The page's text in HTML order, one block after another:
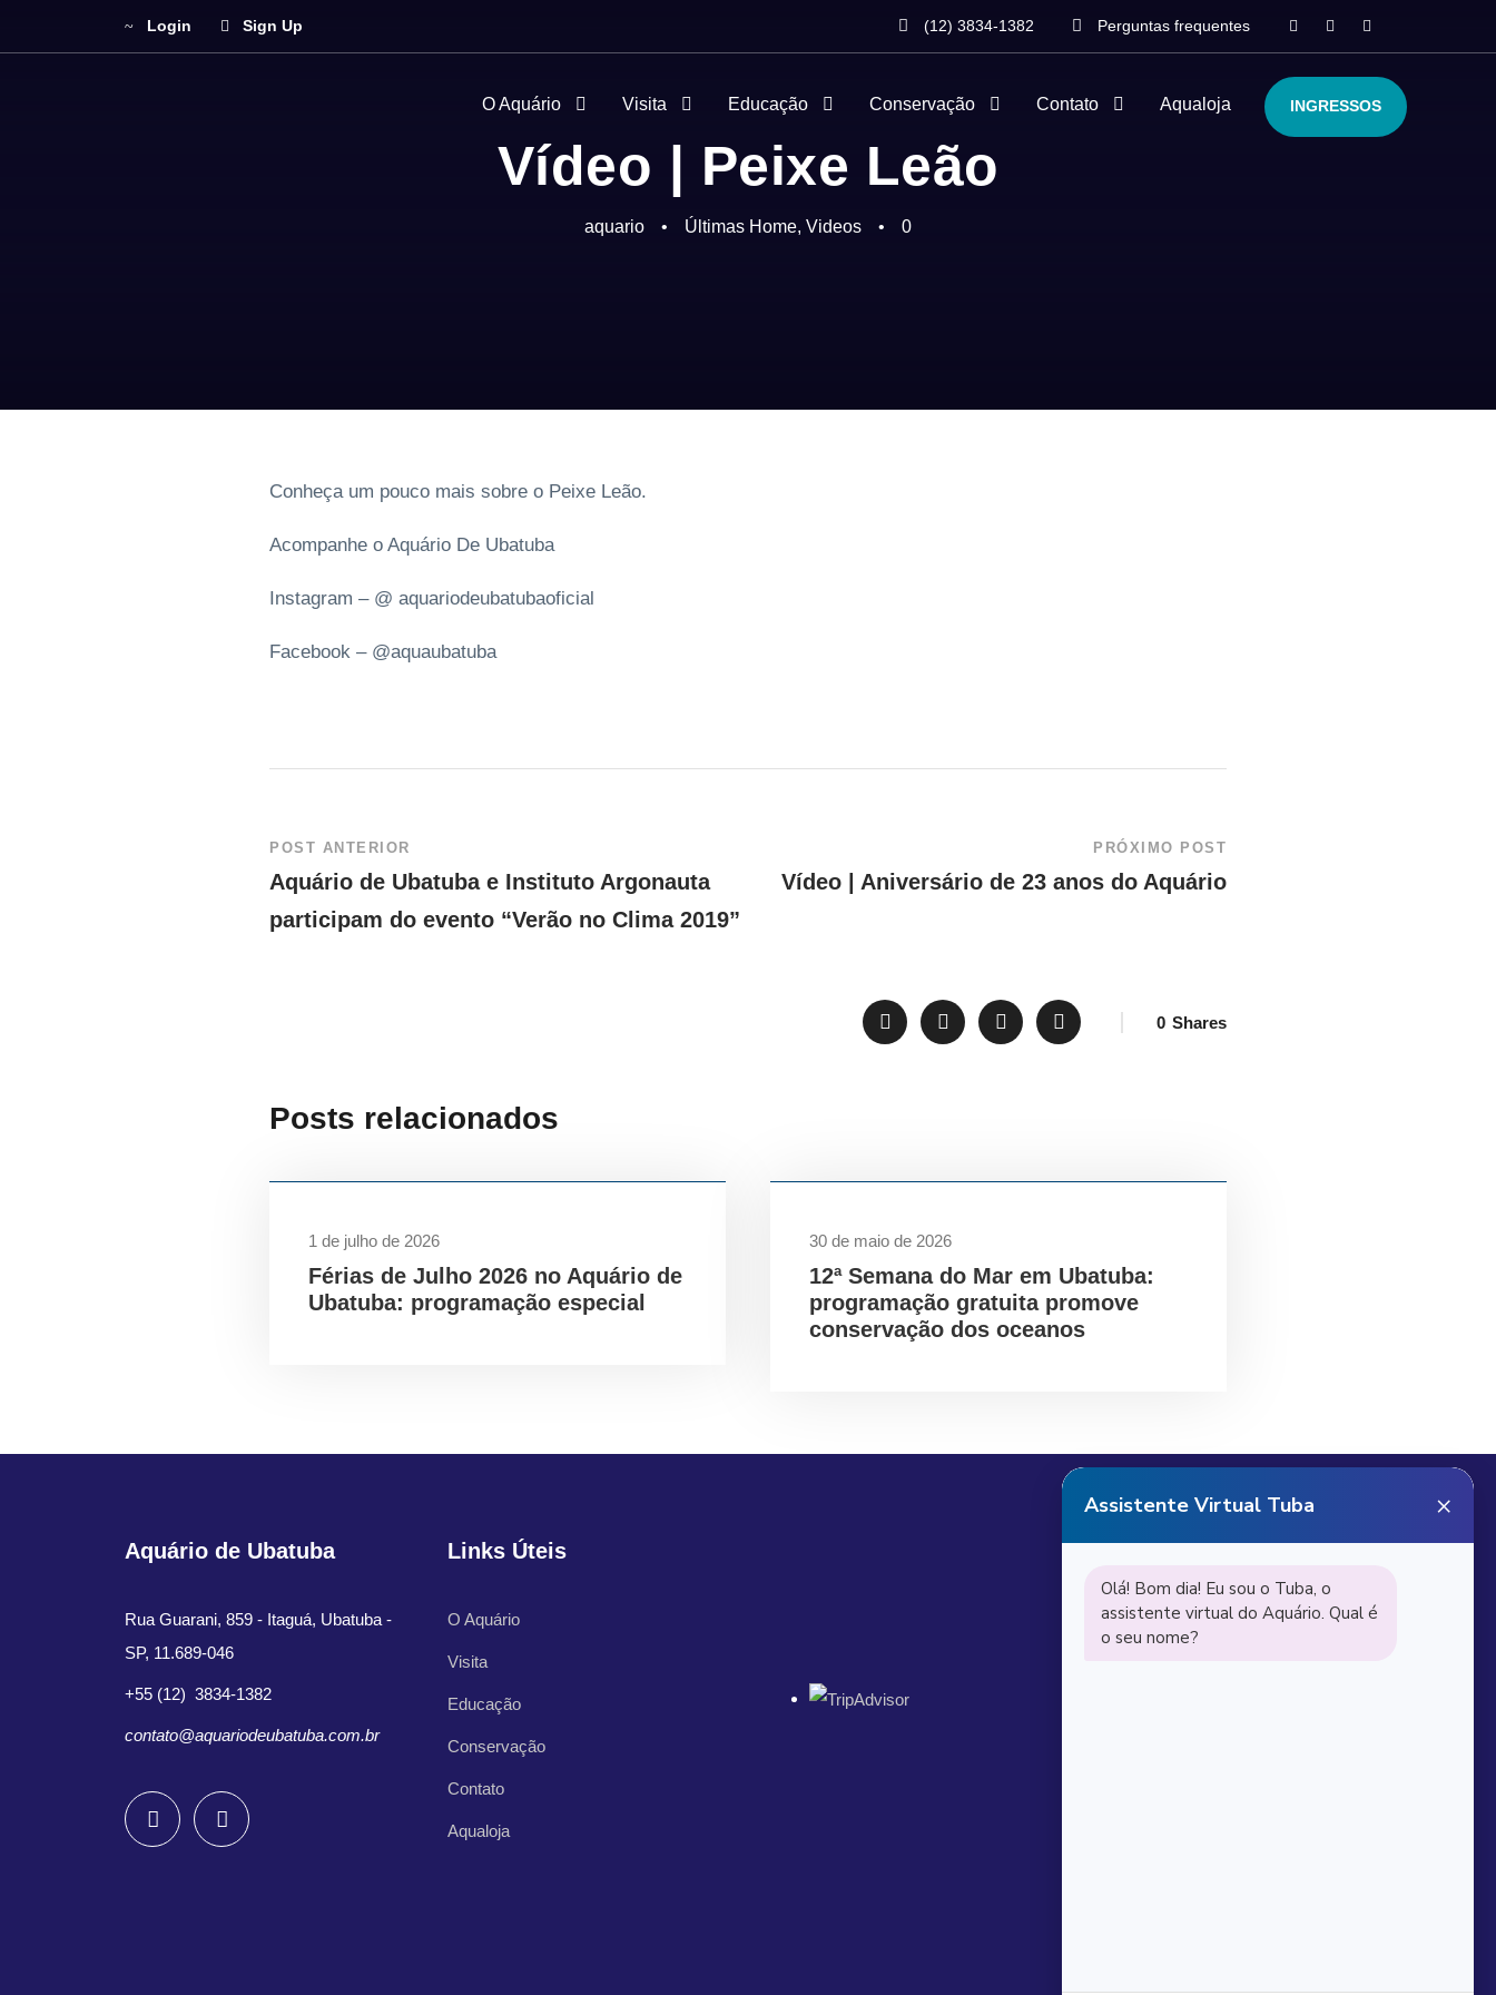
Login Sign Up (12) 3834-1382 Perguntas frequentes
O Aquário Visita Educação Conservação Contato Aqualoja INGRESSOS
Vídeo | Peixe Leão
aquario • Últimas Home, Videos • 0
Conheça um pouco mais sobre o Peixe Leão.
Acompanhe o Aquário De Ubatuba
Instagram – @ aquariodeubatubaoficial
Facebook – @aquaubatuba
POST ANTERIOR
Aquário de Ubatuba e Instituto Argonauta
participam do evento “Verão no Clima 2019”
PRÓXIMO POST
Vídeo | Aniversário de 23 anos do Aquário
0 Shares
Posts relacionados
1 de julho de 2026
Férias de Julho 2026 no Aquário de
Ubatuba: programação especial
30 de maio de 2026
12ª Semana do Mar em Ubatuba:
programação gratuita promove
conservação dos oceanos
Aquário de Ubatuba
Rua Guarani, 859 - Itaguá, Ubatuba -
SP, 11.689-046
+55 (12) 3834-1382
contato@aquariodeubatuba.com.br
Links Úteis
O Aquário
Visita
Educação
Conservação
Contato
Aqualoja
Receba notícias do
Aquário